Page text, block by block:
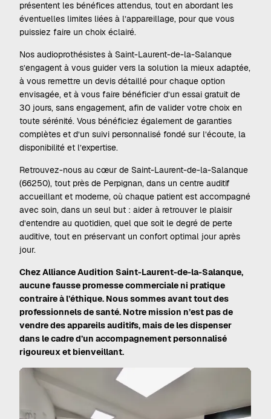
présentent les bénéfices attendus, tout en abordant les
éventuelles limites liées à l’appareillage, pour que vous
puissiez faire un choix éclairé.
Nos audioprothésistes à Saint-Laurent-de-la-Salanque
s’engagent à vous guider vers la solution la mieux adaptée,
à vous remettre un devis détaillé pour chaque option
envisagée, et à vous faire bénéficier d’un essai gratuit de
30 jours, sans engagement, afin de valider votre choix en
toute sérénité. Vous bénéficiez également de garanties
complètes et d’un suivi personnalisé fondé sur l’écoute, la
disponibilité et l’expertise.
Retrouvez-nous au cœur de Saint-Laurent-de-la-Salanque
(66250), tout près de Perpignan, dans un centre auditif
accueillant et moderne, où chaque patient est accompagné
avec soin, dans un seul but : aider à retrouver le plaisir
d’entendre au quotidien, quel que soit le degré de perte
auditive, tout en préservant un confort optimal jour après
jour.
Chez Alliance Audition Saint-Laurent-de-la-Salanque,
aucune fausse promesse commerciale ni pratique
contraire à l’éthique. Nous sommes avant tout des
professionnels de santé. Notre mission n’est pas de
vendre des appareils auditifs, mais de les dispenser
dans le cadre d’un accompagnement personnalisé
rigoureux et bienveillant.